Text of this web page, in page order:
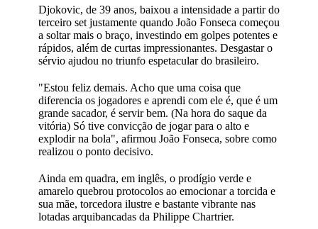
Djokovic, de 39 anos, baixou a intensidade a partir do
terceiro set justamente quando João Fonseca começou
a soltar mais o braço, investindo em golpes potentes e
rápidos, além de curtas impressionantes. Desgastar o
sérvio ajudou no triunfo espetacular do brasileiro.
"Estou feliz demais. Acho que uma coisa que
diferencia os jogadores e aprendi com ele é, que é um
grande sacador, é servir bem. (Na hora do saque da
vitória) Só tive convicção de jogar para o alto e
explodir na bola", afirmou João Fonseca, sobre como
realizou o ponto decisivo.
Ainda em quadra, em inglês, o prodígio verde e
amarelo quebrou protocolos ao emocionar a torcida e
sua mãe, torcedora ilustre e bastante vibrante nas
lotadas arquibancadas da Philippe Chartrier.